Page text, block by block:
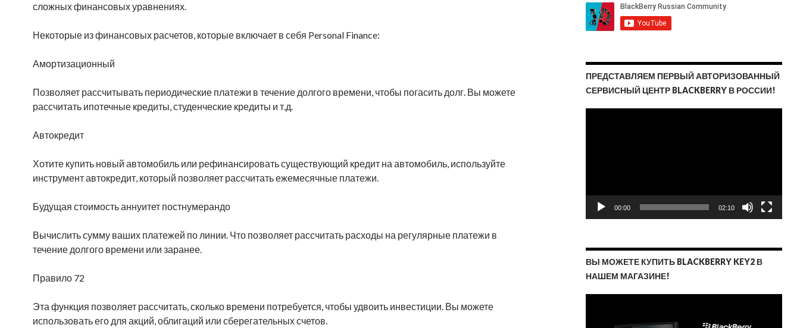
сложных финансовых уравнениях.
Некоторые из финансовых расчетов, которые включает в себя Personal Finance:
Амортизационный
Позволяет рассчитывать периодические платежи в течение долгого времени, чтобы погасить долг. Вы можете
рассчитать ипотечные кредиты, студенческие кредиты и т.д.
Автокредит
Хотите купить новый автомобиль или рефинансировать существующий кредит на автомобиль, используйте
инструмент автокредит, который позволяет рассчитать ежемесячные платежи.
Будущая стоимостьаннуитет постнумерандо
Вычислить сумму ваших платежей по линии. Что позволяет рассчитать расходы на регулярные платежи в
течение долгого времени или заранее.
Правило 72
Эта функция позволяет рассчитать, сколько времени потребуется, чтобы удвоить инвестиции. Вы можете
использовать его для акций, облигаций или сберегательных счетов.
ПРЕДСТАВЛЯЕМ ПЕРВЫЙ АВТОРИЗОВАННЫЙ
СЕРВИСНЫЙ ЦЕНТР BLACKBERRY В РОССИИ!
00:00 02:10
ВЫ МОЖЕТЕ КУПИТЬ BLACKBERRY KEY2 В
НАШЕМ МАГАЗИНЕ!